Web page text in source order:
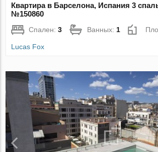
Квартира в Барселона, Испания 3
№150860
Спален:3 Ванных: 1
Lucas Fox